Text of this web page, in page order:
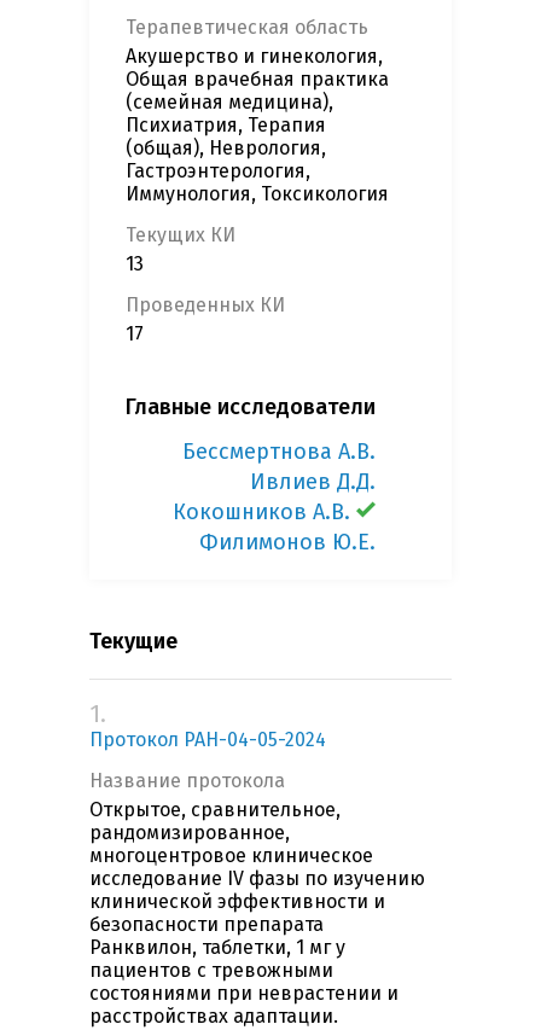
Терапевтическая область
Акушерство и гинекология,
Общая врачебная практика
(семейная медицина),
Психиатрия, Терапия
(общая), Неврология,
Гастроэнтерология,
Иммунология, Токсикология
Текущих КИ
13
Проведенных КИ
17
Главные исследователи
Бессмертнова А.В.
Ивлиев Д.Д.
Кокошников А.В.
Филимонов Ю.Е.
Текущие
1.
Протокол РАН-04-05-2024
Название протокола
Открытое, сравнительное,
рандомизированное,
многоцентровое клиническое
исследование IV фазы по изучению
клинической эффективности и
безопасности препарата
Ранквилон, таблетки, 1 мг у
пациентов с тревожными
состояниями при неврастении и
расстройствах адаптации.